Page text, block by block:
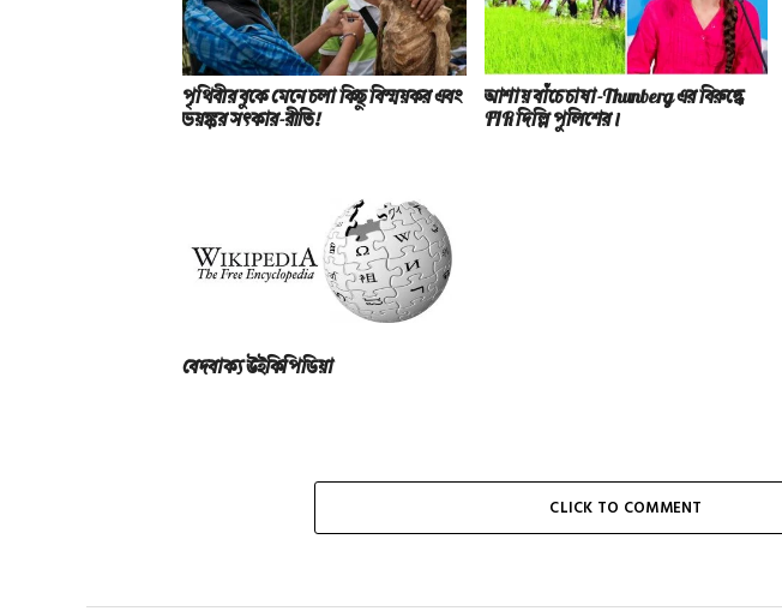
পৃথিবীর বুকে মেনে চলা কিছু বিস্ময়কর এবং
ভয়ঙ্কর সত্‍কার-রীতি!
আশায় বাঁচে চাষা-Thunberg এর বিরুদ্ধে
FIR দিল্লি পুলিশের।
বেদবাক্য উইকিপিডিয়া
CLICK TO COMMENT